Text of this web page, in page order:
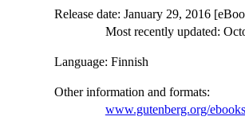
Release date: January 29, 2016
Most recently updated:
Language: Finnish
Other information and formats:
www.gutenberg.org/